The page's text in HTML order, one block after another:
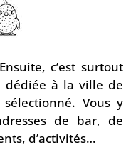
c’est surtout
dédiée à la ville de
Vous y
de bar, de
d’activités…